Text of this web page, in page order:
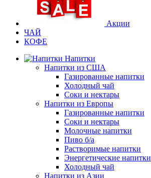
Акции
ЧАЙ
КОФЕ
Напитки
Напитки из США
Газированные напитки
Холодный чай
Соки и нектары
Напитки из Европы
Газированные напитки
Соки и нектары
Молочные напитки
Пиво б/а
Растворимые напитки
Энергетические напитки
Холодный чай
Напитки из Азии